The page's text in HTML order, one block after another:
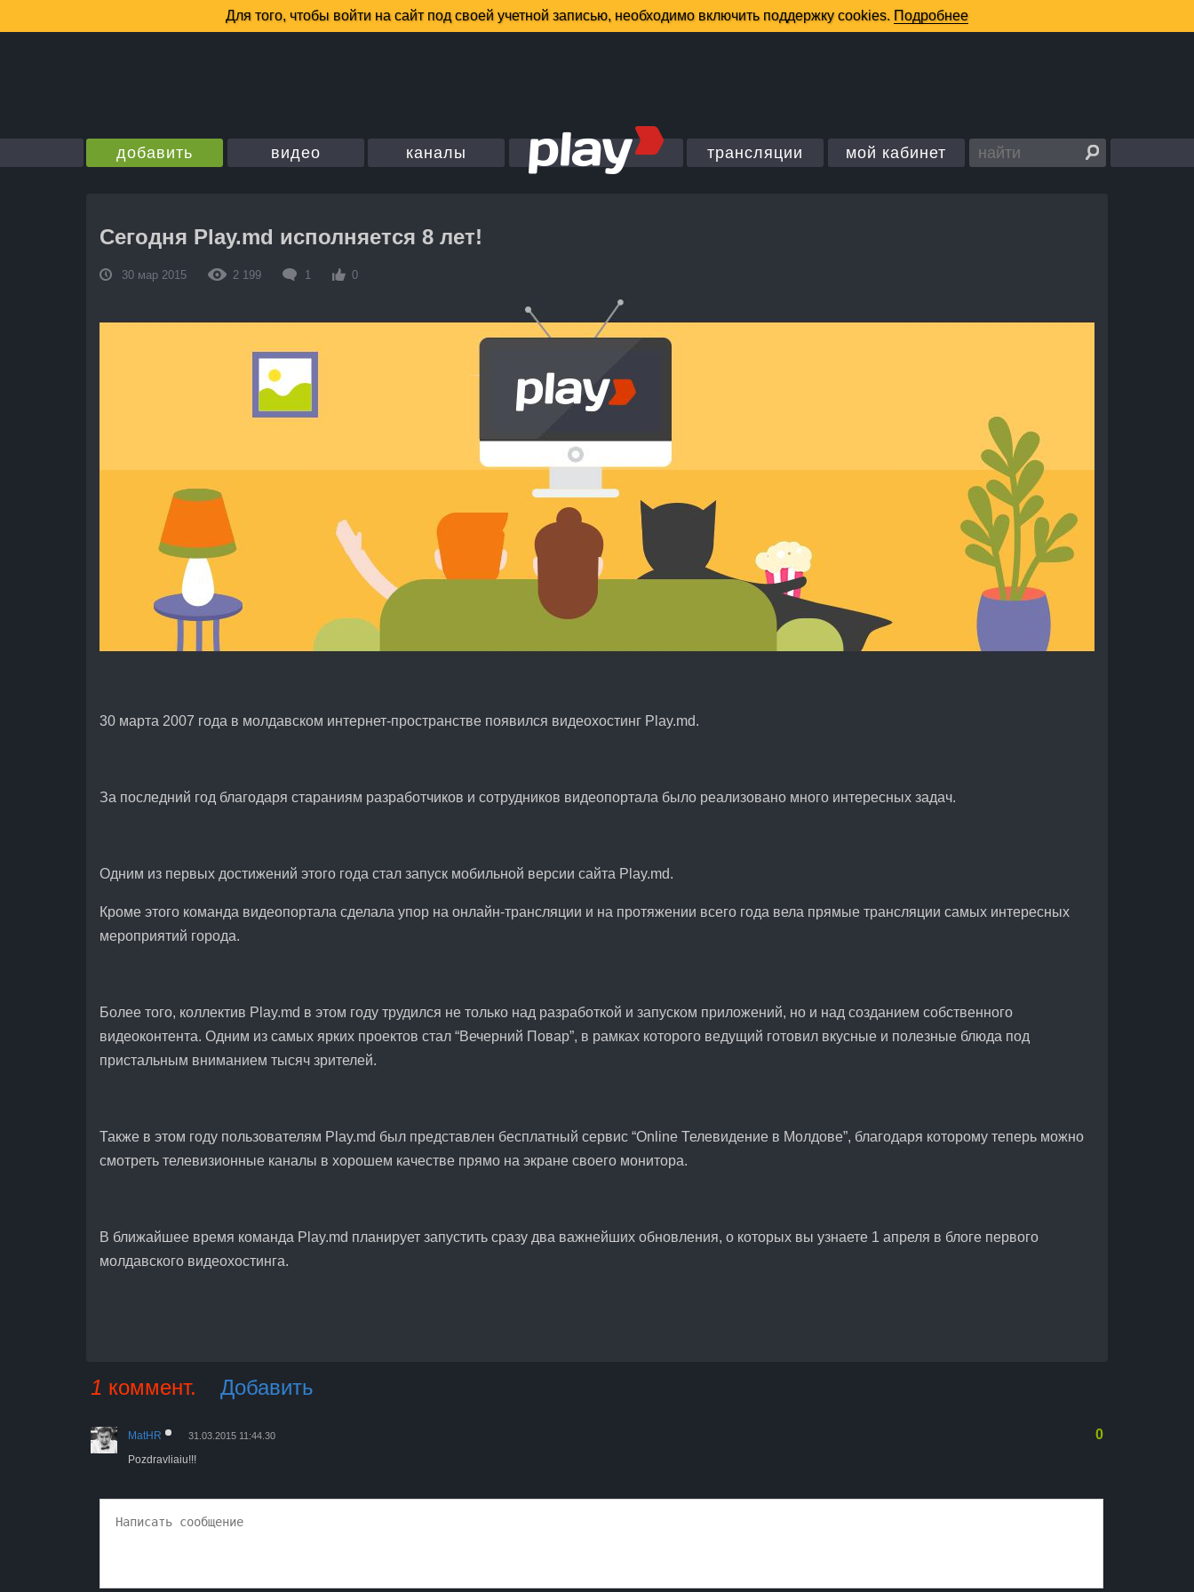
добавить видео каналы трансляции мой кабинет
Сегодня Play.md исполняется 8 лет!
30 мар 2015 2 199 1 0
30 марта 2007 года в молдавском интернет-пространстве появился видеохостинг Play.md.
За последний год благодаря стараниям разработчиков и сотрудников видеопортала было реализовано много интересных задач.
Одним из первых достижений этого года стал запуск мобильной версии сайта Play.md.
Кроме этого команда видеопортала сделала упор на онлайн-трансляции и на протяжении всего года вела прямые трансляции самых интересных
мероприятий города.
Более того, коллектив Play.md в этом году трудился не только над разработкой и запуском приложений, но и над созданием собственного
видеоконтента. Одним из самых ярких проектов стал “Вечерний Повар”, в рамках которого ведущий готовил вкусные и полезные блюда под
пристальным вниманием тысяч зрителей.
Также в этом году пользователям Play.md был представлен бесплатный сервис “Online Телевидение в Молдове”, благодаря которому теперь можно
смотреть телевизионные каналы в хорошем качестве прямо на экране своего монитора.
В ближайшее время команда Play.md планирует запустить сразу два важнейших обновления, о которых вы узнаете 1 апреля в блоге первого
молдавского видеохостинга.
1 коммент. Добавить
MatHR 31.03.2015 11:44.30
Pozdravliaiu!!!
0